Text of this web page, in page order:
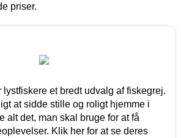
priser.
lystfiskere et bredt udvalg af fiskegrej.
at sidde stille og roligt hjemme i
alt det, man skal bruge for at få
Klik her for at se deres